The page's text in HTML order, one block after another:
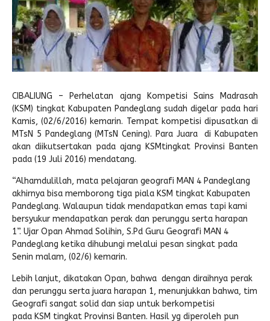
File SK Operasional
Sertifikat Akreditasi
JADWAL PAS DAN AS
Paskibra
KIR
Sispala
Paksi
REGULASI
STRUKTUR
JADWAL HARIAN
Kegiatan
GALERI
Form Santri Asrama
SPP PPDB Jalur Prestasi Terpadu
SPP PPDB Jalur Reguler
SPP Surat Keterangan Kelakuan Baik Siswa
SPP Surat Keterangan Rekomendasi Siswa
SPP-IJIN TIDAK MENGIKUTI KBM
SPP-KESALAHAN IJAZAH
MEDIA SOSIAL
Instagram
FB Madrasah
Yotube Madrasah
E-MANTAP
e-CBT
E-Learning Madrasah
e-Kompak
E-Raport (RDM)
E-Point
E-PERPUS
Login Anggota
Buku Tamu
Pendaftaran Anggota
Peminjaman Mandiri
Pengembalian Mandiri
Katalog Buku
Buku Digital
Lokasi Baca
Statistik Pengunjung
LINK LITERATUR
Kitab Asli
Rencana dan Evaluasi
Foto Dokumentasi
Perkin 2023
SK TIM Kerja ZI
Undangan
Rapat KI Z1
Deklarasi ZI
Rapat K2 ZI
Rapat K3 ZI
SURAT PROGRES PMPZI
Pengaduan Masyarakat
CIBALIUNG – Perhelatan ajang Kompetisi Sains Madrasah
(KSM) tingkat Kabupaten Pandeglang sudah digelar pada hari
Kamis, (02/6/2016) kemarin. Tempat kompetisi dipusatkan di
MTsN 5 Pandeglang (MTsN Cening). Para Juara di Kabupaten
akan diikutsertakan pada ajang KSMtingkat Provinsi Banten
pada (19 Juli 2016) mendatang.
“Alhamdulillah, mata pelajaran geografi MAN 4 Pandeglang
akhirnya bisa memborong tiga piala KSM tingkat Kabupaten
Pandeglang. Walaupun tidak mendapatkan emas tapi kami
bersyukur mendapatkan perak dan perunggu serta harapan
1”. Ujar Opan Ahmad Solihin, S.Pd Guru Geografi MAN 4
Pandeglang ketika dihubungi melalui pesan singkat pada
Senin malam, (02/6) kemarin.
Lebih lanjut, dikatakan Opan, bahwa dengan diraihnya perak
dan perunggu serta juara harapan 1, menunjukkan bahwa, tim
Geografi sangat solid dan siap untuk berkompetisi
pada KSM tingkat Provinsi Banten. Hasil yg diperoleh pun